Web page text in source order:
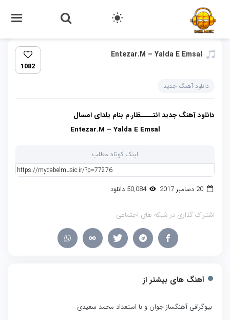
Entezar.M – Yalda E Emsal‏
1082
دانلود آهنگ جدید
دانلود آهنگ جدید انتــــظار.م بنام یلدای امسال
Entezar.M – Yalda E Emsal
لینک کوتاه مطلب
20 دسامبر 2017 50,084 دانلود
اشتراک گذاری در شبکه های اجتماعی
آهنگ های بیشتر از
بیوگرافی آهنگساز جوان و با استعداد محمد سعیدی